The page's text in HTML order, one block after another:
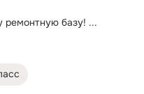
ремонтную базу! ...